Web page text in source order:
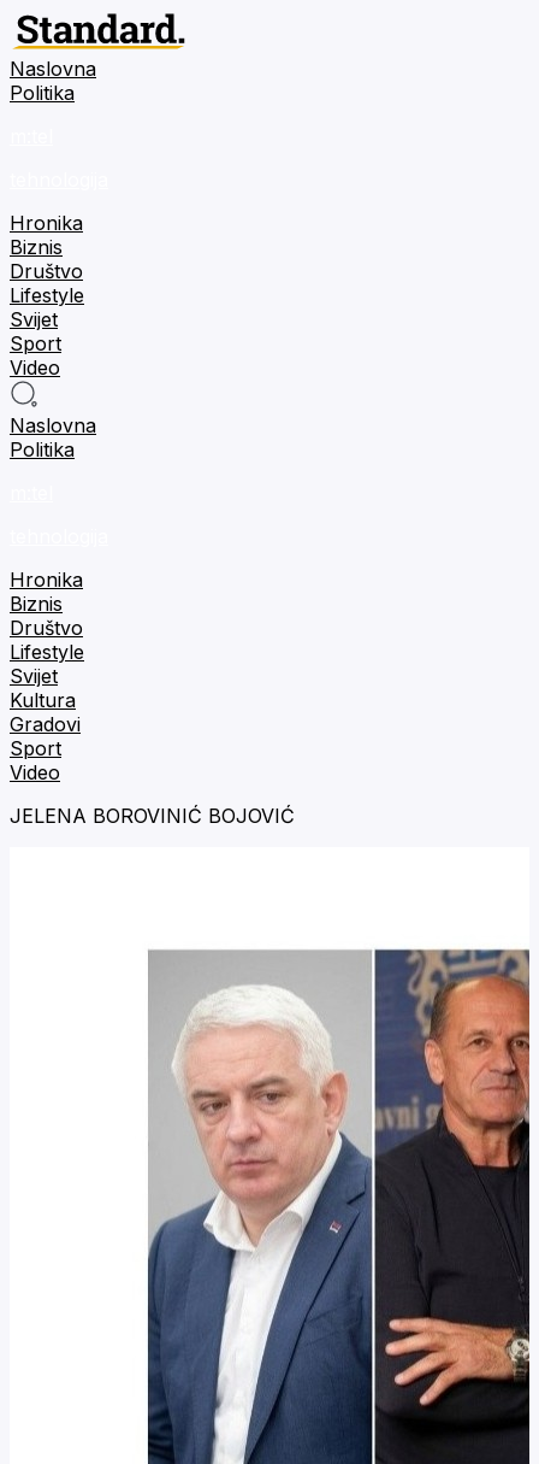
Naslovna
Politika
Hronika
Biznis
Društvo
Lifestyle
Svijet
Sport
Video
Naslovna
Politika
Hronika
Biznis
Društvo
Lifestyle
Svijet
Kultura
Gradovi
Sport
Video
JELENA BOROVINIĆ BOJOVIĆ